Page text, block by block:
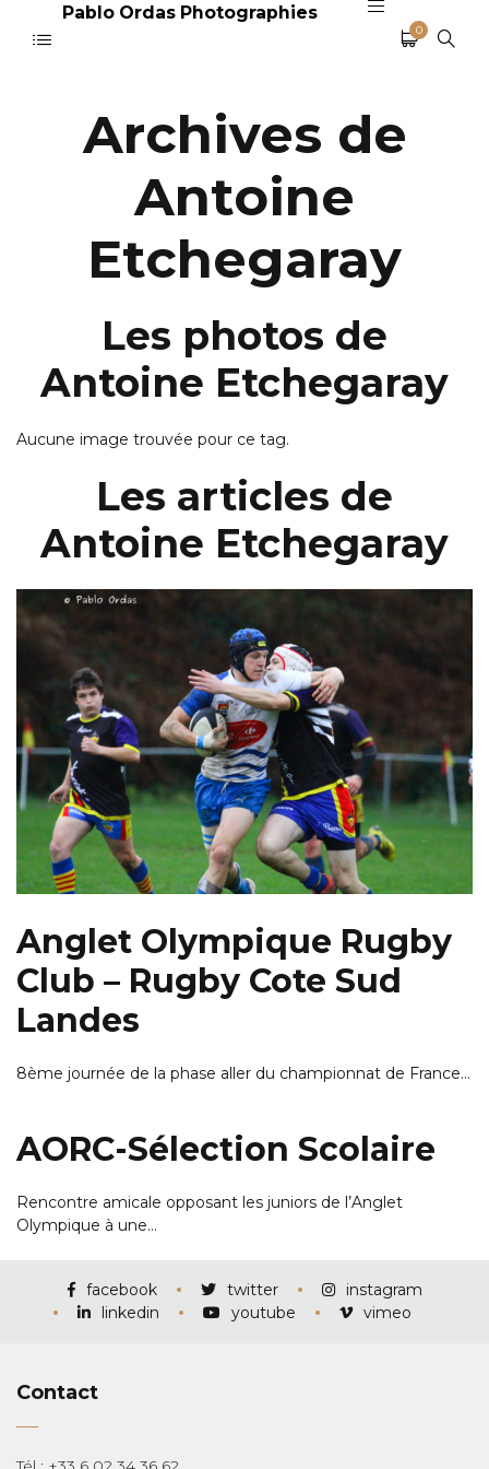
Pablo Ordas Photographies
0
Archives de
Antoine
Etchegaray
Les photos de
Antoine Etchegaray
Aucune image trouvée pour ce tag.
Les articles de
Antoine Etchegaray
Anglet Olympique Rugby
Club – Rugby Cote Sud
Landes
8ème journée de la phase aller du championnat de France…
AORC-Sélection Scolaire
Rencontre amicale opposant les juniors de l’Anglet
Olympique à une…
facebook twitter
instagram
linkedin
youtube vimeo
Contact